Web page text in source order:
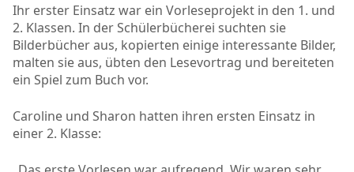
Ihr erster Einsatz war ein Vorleseprojekt in den 1. und
2. Klassen. In der Schülerbücherei suchten sie
Bilderbücher aus, kopierten einige interessante Bilder,
malten sie aus, übten den Lesevortrag und bereiteten
ein Spiel zum Buch vor.
Caroline und Sharon hatten ihren ersten Einsatz in
einer 2. Klasse: